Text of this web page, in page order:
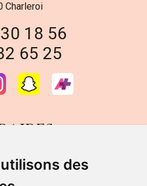
des
Charleroi
18 56
65 25
AU VENDREDI
et de 14h à 18h